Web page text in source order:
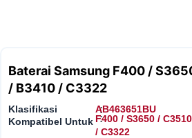
Baterai Samsung F400 /
/ B3410 / C3322
Klasifikasi
Kompatibel Untuk
:
:
AB463651BU
F400 / S3650 /
/ C3322